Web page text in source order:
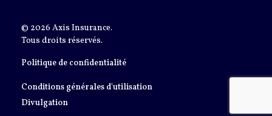
© 2026 Axis Insurance.
Tous droits réservés.
Politique de confidentialité
Conditions générales d'utilisation
Divulgation